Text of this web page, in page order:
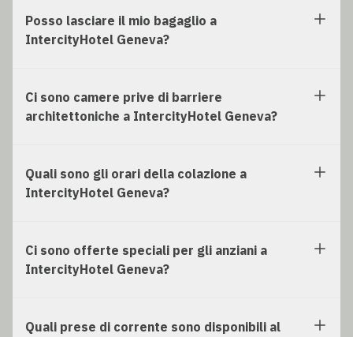
Posso lasciare il mio bagaglio a
IntercityHotel Geneva?
Ci sono camere prive di barriere
architettoniche a IntercityHotel Geneva?
Quali sono gli orari della colazione a
IntercityHotel Geneva?
Ci sono offerte speciali per gli anziani a
IntercityHotel Geneva?
Quali prese di corrente sono disponibili al